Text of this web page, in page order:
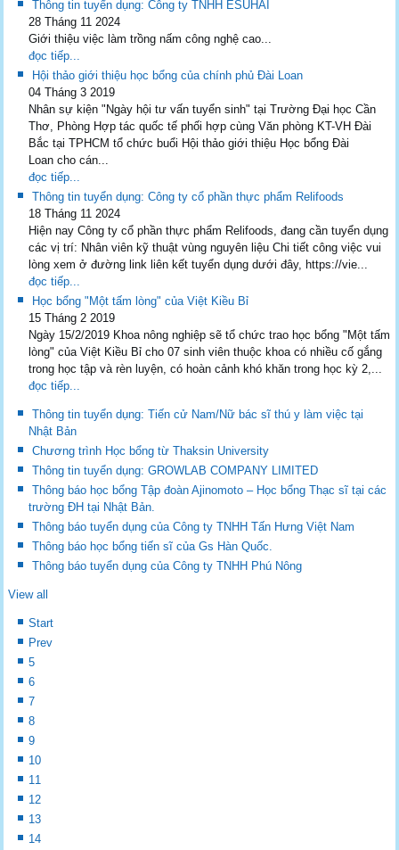
Thông tin tuyển dụng: Công ty TNHH ESUHAI
28 Tháng 11 2024
Giới thiệu việc làm trồng nấm công nghệ cao...
đọc tiếp...
Hội thảo giới thiệu học bổng của chính phủ Đài Loan
04 Tháng 3 2019
Nhân sự kiện "Ngày hội tư vấn tuyển sinh" tại Trường Đại học Cần
Thơ, Phòng Hợp tác quốc tế phối hợp cùng Văn phòng KT-VH Đài
Bắc tại TPHCM tổ chức buổi Hội thảo giới thiệu Học bổng Đài
Loan cho cán...
đọc tiếp...
Thông tin tuyển dụng: Công ty cổ phần thực phẩm Relifoods
18 Tháng 11 2024
Hiện nay Công ty cổ phần thực phẩm Relifoods, đang cần tuyển dụng
các vị trí: Nhân viên kỹ thuật vùng nguyên liệu Chi tiết công việc vui
lòng xem ở đường link liên kết tuyển dụng dưới đây, https://vie...
đọc tiếp...
Học bổng "Một tấm lòng" của Việt Kiều Bỉ
15 Tháng 2 2019
Ngày 15/2/2019 Khoa nông nghiệp sẽ tổ chức trao học bổng "Một tấm
lòng" của Việt Kiều Bỉ cho 07 sinh viên thuộc khoa có nhiều cố gắng
trong học tập và rèn luyện, có hoàn cảnh khó khăn trong học kỳ 2,...
đọc tiếp...
Thông tin tuyển dụng: Tiến cử Nam/Nữ bác sĩ thú y làm việc tại
Nhật Bản
Chương trình Học bổng từ Thaksin University
Thông tin tuyển dụng: GROWLAB COMPANY LIMITED
Thông báo học bổng Tập đoàn Ajinomoto – Học bổng Thạc sĩ tại các
trường ĐH tại Nhật Bản.
Thông báo tuyển dụng của Công ty TNHH Tấn Hưng Việt Nam
Thông báo học bổng tiến sĩ của Gs Hàn Quốc.
Thông báo tuyển dụng của Công ty TNHH Phú Nông
View all
Start
Prev
5
6
7
8
9
10
11
12
13
14